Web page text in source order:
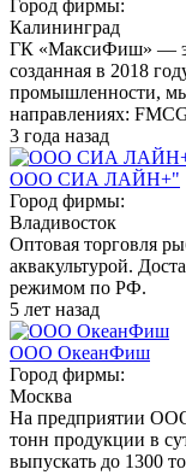
Город фирмы:
Калининград
ГК «МаксиФиш» —
созданная в 2018
промышленности, мы
направлениях:
3 года назад
ООО СИА ЛАЙН+"
Город фирмы:
Владивосток
Оптовая торговля
аквакультурой.
режимом по РФ.
5 лет назад
ООО ОкеанФиш
Город фирмы:
Москва
На предприятии
тонн продукции в
выпускать до 1300